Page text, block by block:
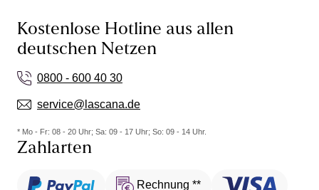
Kostenlose Hotline aus allen
deutschen Netzen
0800 - 600 40 30
service@lascana.de
* Mo - Fr: 08 - 20 Uhr; Sa: 09 - 17 Uhr; So: 09 - 14 Uhr.
Zahlarten
Rechnung **